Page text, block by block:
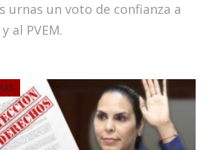
urnas un voto de confianza a
al PVEM.